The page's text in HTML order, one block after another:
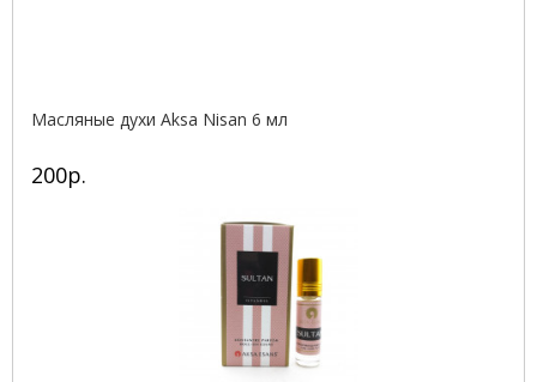
Масляные духи Aksa Nisan 6 мл
200р.